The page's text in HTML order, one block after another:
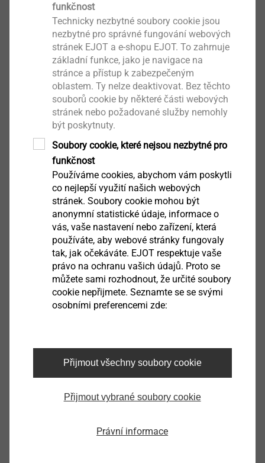
Pošlete nám skladbu nebo projekt – doporučíme
vám vhodný systém kotvení a optimální řešení.
Vyberte si kontakt ve vašem regionunebo nás
kontaktujte emailem na infoCZ@ejot.com
Chcete mít přehled všech možností?
Stáhněte si katalog pro odvětrávané fasády a
použijte ho jako podklad pro návrh i realizaci.
Ke katalogu
Další řešení pro fasády:
LT-Systémy
PEARLOCK®
CROSSFIX®
PRŮVODCE V OBLASTI ZAVĚŠENÝCH
Prohlédněte si i další díly průvodce.
Díl 2 - Přehled kotevních mechanismů
hrozí okamžité selhání?
funkčnost
Technicky nezbytné soubory cookie jsou
nezbytné pro správné fungování webových
stránek EJOT a e-shopu EJOT. To zahrnuje
základní funkce, jako je navigace na
stránce a přístup k zabezpečeným
oblastem. Ty nelze deaktivovat. Bez těchto
souborů cookie by některé části webových
stránek nebo požadované služby nemohly
být poskytnuty.
Soubory cookie, které nejsou nezbytné pro
funkčnost
Používáme cookies, abychom vám poskytli
co nejlepší využití našich webových
stránek. Soubory cookie mohou být
anonymní statistické údaje, informace o
vás, vaše nastavení nebo zařízení, která
používáte, aby webové stránky fungovaly
tak, jak očekáváte. EJOT respektuje vaše
právo na ochranu vašich údajů. Proto se
můžete sami rozhodnout, že určité soubory
cookie nepřijmete. Seznamte se se svými
osobními preferencemi zde:
Přijmout všechny soubory cookie
Přijmout vybrané soubory cookie
Právní informace